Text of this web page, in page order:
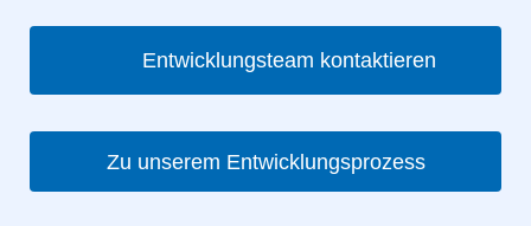
Entwicklungsteam kontaktieren
Zu unserem Entwicklungsprozess